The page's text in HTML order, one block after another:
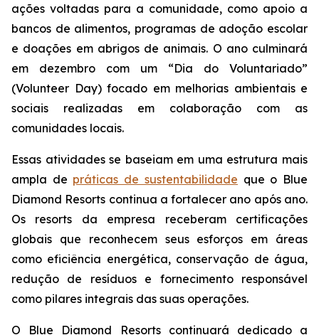
ações voltadas para a comunidade, como apoio a
bancos de alimentos, programas de adoção escolar
e doações em abrigos de animais. O ano culminará
em dezembro com um “Dia do Voluntariado”
(Volunteer Day) focado em melhorias ambientais e
sociais realizadas em colaboração com as
comunidades locais.
Essas atividades se baseiam em uma estrutura mais
ampla de práticas de sustentabilidade que o Blue
Diamond Resorts continua a fortalecer ano após ano.
Os resorts da empresa receberam certificações
globais que reconhecem seus esforços em áreas
como eficiência energética, conservação de água,
redução de resíduos e fornecimento responsável
como pilares integrais das suas operações.
O Blue Diamond Resorts continuará dedicado a